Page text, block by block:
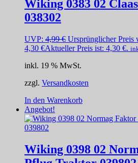
Wiking 0383 02
038302
UVP: 4,99€ Ursprünglicher Preis
4,30 €Aktueller Preis ist: 4,30 €.
inkl. 19 % MwSt.
zzgl. Versandkosten
In den Warenkorb
Angebot!
Wiking 0398 02